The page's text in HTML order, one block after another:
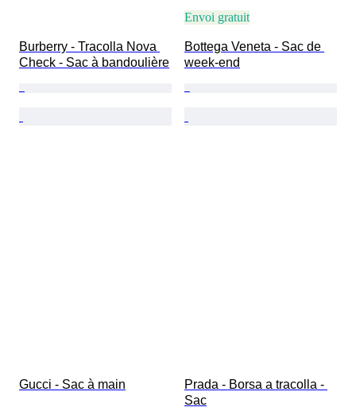
Burberry - Tracolla Nova
Check - Sac à bandoulière
Envoi gratuit
Bottega Veneta - Sac de
week-end
Gucci - Sac à main
Prada - Borsa a tracolla -
Sac